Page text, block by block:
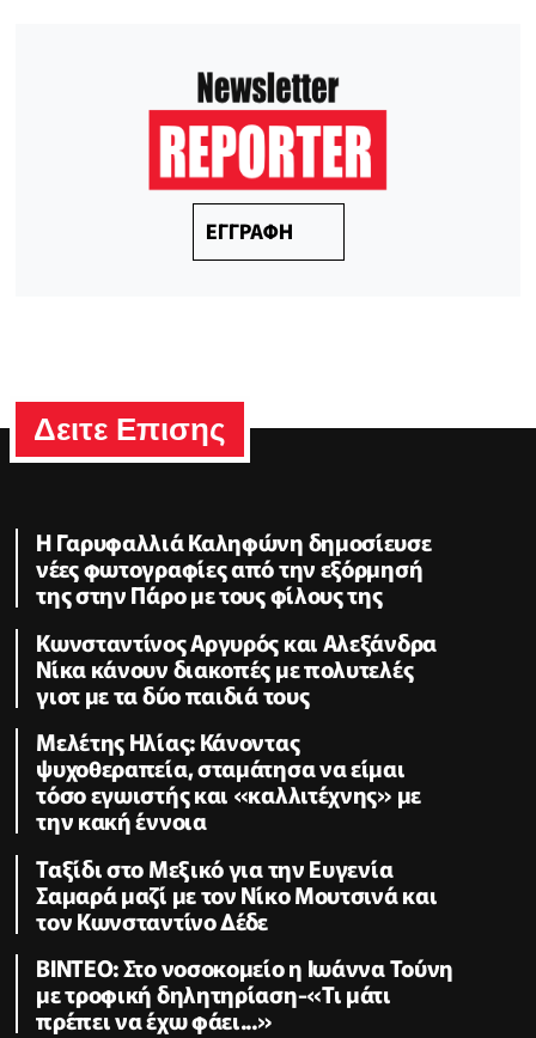
ΕΓΓΡΑΦΗ
Δειτε Επισης
Η Γαρυφαλλιά Καληφώνη δημοσίευσε
νέες φωτογραφίες από την εξόρμησή
της στην Πάρο με τους φίλους της
Κωνσταντίνος Αργυρός και Αλεξάνδρα
Νίκα κάνουν διακοπές με πολυτελές
γιοτ με τα δύο παιδιά τους
Μελέτης Ηλίας: Κάνοντας
ψυχοθεραπεία, σταμάτησα να είμαι
τόσο εγωιστής και «καλλιτέχνης» με
την κακή έννοια
Ταξίδι στο Μεξικό για την Ευγενία
Σαμαρά μαζί με τον Νίκο Μουτσινά και
τον Κωνσταντίνο Δέδε
ΒΙΝΤΕΟ: Στο νοσοκομείο η Ιωάννα Τούνη
με τροφική δηλητηρίαση-«Τι μάτι
πρέπει να έχω φάει...»